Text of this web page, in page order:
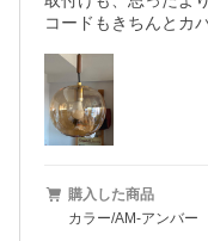
コードもきちんとカ
購入した商品
カラー/AM-アンバー